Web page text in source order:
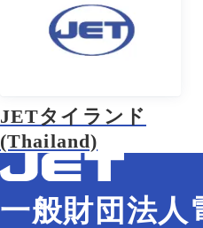
JETタイランド
(Thailand)
一般財団法人